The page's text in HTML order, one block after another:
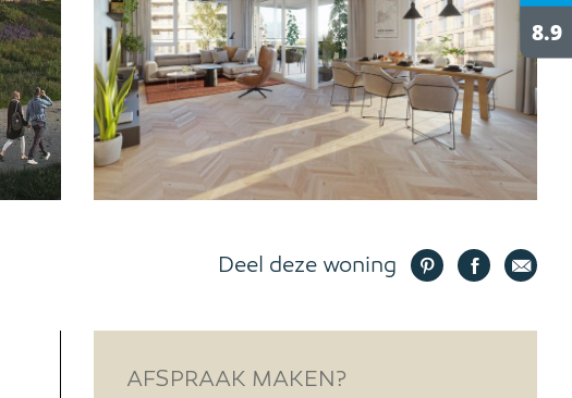
Deel deze woning
AFSPRAAK MAKEN?